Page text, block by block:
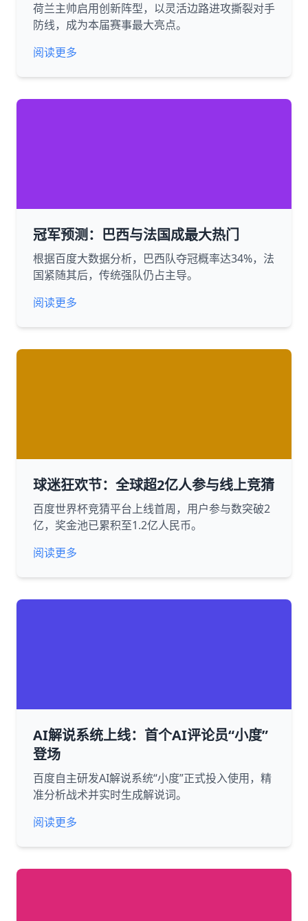
荷兰主帅启用创新阵型，以灵活边路进攻撕裂对手
防线，成为本届赛事最大亮点。
阅读更多
冠军预测：巴西与法国成最大热门
根据百度大数据分析，巴西队夺冠概率达34%，法
国紧随其后，传统强队仍占主导。
阅读更多
球迷狂欢节：全球超2亿人参与线上竞猜
百度世界杯竞猜平台上线首周，用户参与数突破2
亿，奖金池已累积至1.2亿人民币。
阅读更多
AI解说系统上线：首个AI评论员“小度”
登场
百度自主研发AI解说系统“小度”正式投入使用，精
准分析战术并实时生成解说词。
阅读更多